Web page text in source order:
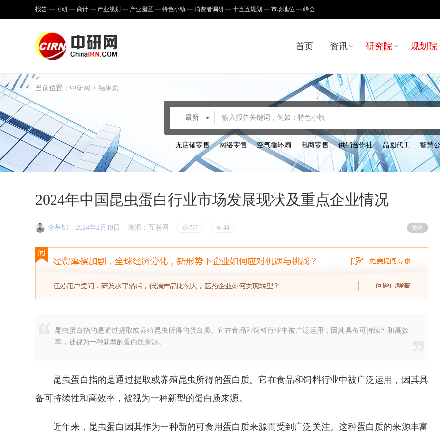
报告 可研 商计 产业规划 产业园区 特色小镇 消费者调研 十五五规划 市场地位 峰会
首页 资讯 研究院 规划院
当前位置： 中研网 > 结果页
输入报告关键词，例如：特色小镇
最新
无店铺零售 网络零售 空气循环扇 电商零售 供销合作社 晶圆代工 智慧
2024年中国昆虫蛋白行业市场发展现状及重点企业情况
李基锦 2024年2月19日 来源：互联网 737 44 繁体
昆虫蛋白指的是通过提取或养殖昆虫所得的蛋白质。它在食品和饲料行业中被广泛运用，因其具备可持续性和高效
率，被视为一种新型的蛋白质来源。
昆虫蛋白指的是通过提取或养殖昆虫所得的蛋白质。它在食品和饲料行业中被广泛运用，因其具
备可持续性和高效率，被视为一种新型的蛋白质来源。
近年来，昆虫蛋白因其作为一种新的可食用蛋白质来源而受到广泛关注。这种蛋白质的来源丰富